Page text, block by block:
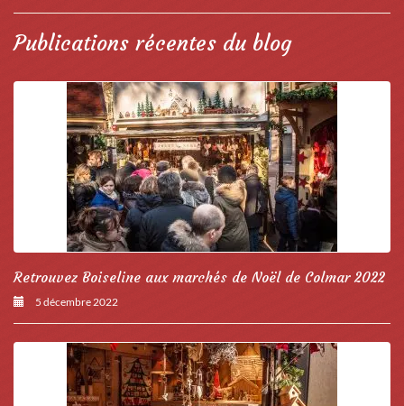
Publications récentes du blog
Retrouvez Boiseline aux marchés de Noël de Colmar 2022
5 décembre 2022